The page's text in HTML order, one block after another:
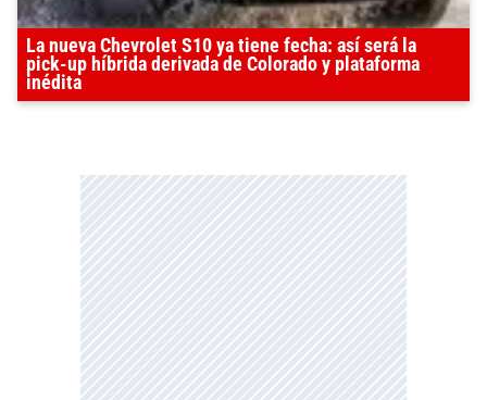
La nueva Chevrolet S10 ya tiene fecha: así será la
pick-up híbrida derivada de Colorado y plataforma
inédita